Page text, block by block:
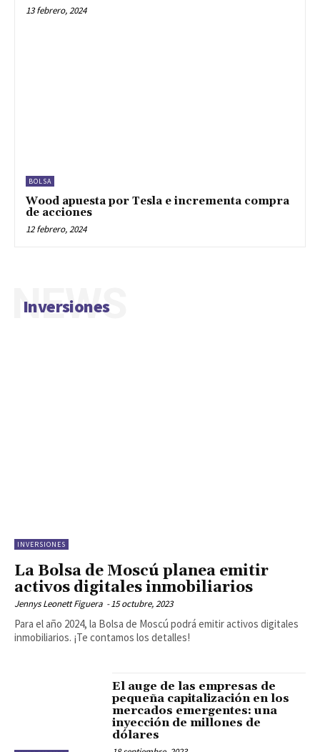
13 febrero, 2024
BOLSA
Wood apuesta por Tesla e incrementa compra
de acciones
12 febrero, 2024
Inversiones
NEWS
INVERSIONES
La Bolsa de Moscú planea emitir
activos digitales inmobiliarios
Jennys Leonett Figuera -15 octubre, 2023
Para el año 2024, la Bolsa de Moscú podrá emitir activos digitales
inmobiliarios. ¡Te contamos los detalles!
El auge de las empresas de
pequeña capitalización en los
mercados emergentes: una
inyección de millones de
dólares